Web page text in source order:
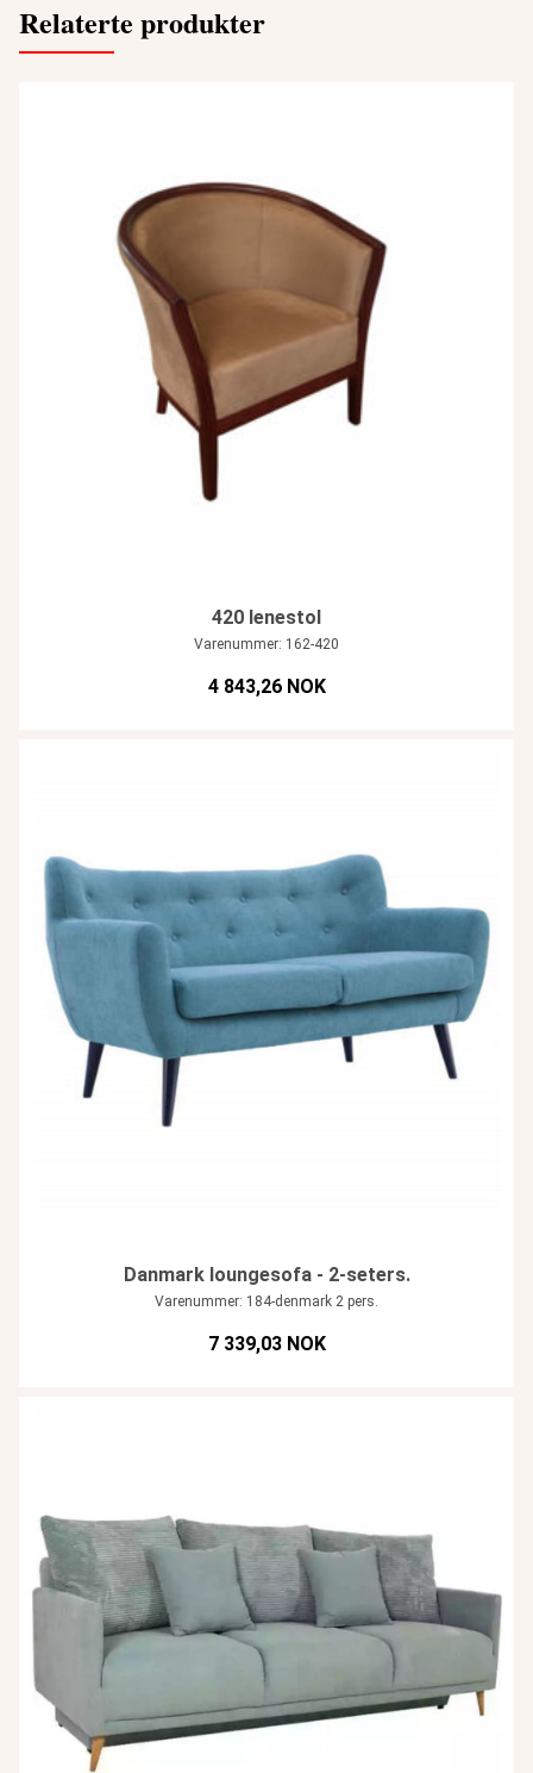
Relaterte produkter
420 lenestol
Varenummer: 162-420
4 843,26 NOK
Danmark loungesofa - 2-seters.
Varenummer: 184-denmark 2 pers.
7 339,03 NOK